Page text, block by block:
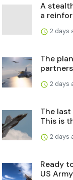
A
a
2 days
The
2 days
The
This is
2 days
Ready
US